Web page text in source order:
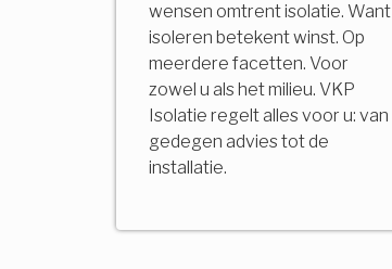
wensen omtrent isolatie. Want
isoleren betekent winst. Op
meerdere facetten. Voor
zowel u als het milieu. VKP
Isolatie regelt alles voor u: van
gedegen advies tot de
installatie.